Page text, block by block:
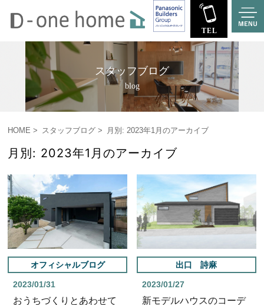
スタッフブログ
blog
HOME スタッフブログ 月別: 2023年1月のアーカイブ
月別: 2023年1月のアーカイブ
オフィシャルブログ
2023/01/31
おうちづくりとあわせて
出口 詩麻
2023/01/27
新モデルハウスのコーデ